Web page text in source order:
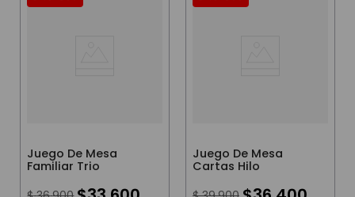
Juego De Mesa
Familiar Trio
Juego De Mesa
Cartas Hilo